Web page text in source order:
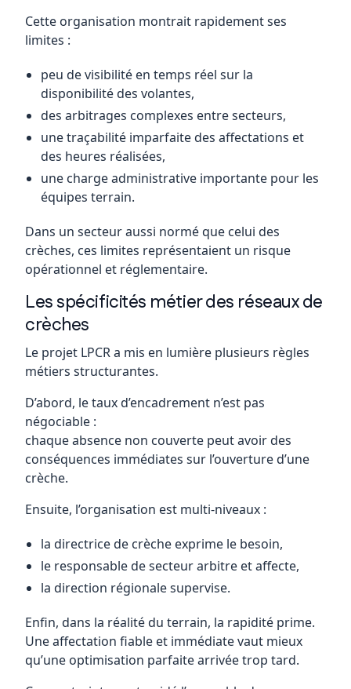
Cette organisation montrait rapidement ses
limites :
peu de visibilité en temps réel sur la
disponibilité des volantes,
des arbitrages complexes entre secteurs,
une traçabilité imparfaite des affectations et
des heures réalisées,
une charge administrative importante pour les
équipes terrain.
Dans un secteur aussi normé que celui des
crèches, ces limites représentaient un risque
opérationnel et réglementaire.
Les spécificités métier des réseaux de
crèches
Le projet LPCR a mis en lumière plusieurs règles
métiers structurantes.
D’abord, le taux d’encadrement n’est pas
négociable :
chaque absence non couverte peut avoir des
conséquences immédiates sur l’ouverture d’une
crèche.
Ensuite, l’organisation est multi-niveaux :
la directrice de crèche exprime le besoin,
le responsable de secteur arbitre et affecte,
la direction régionale supervise.
Enfin, dans la réalité du terrain, la rapidité prime.
Une affectation fiable et immédiate vaut mieux
qu’une optimisation parfaite arrivée trop tard.